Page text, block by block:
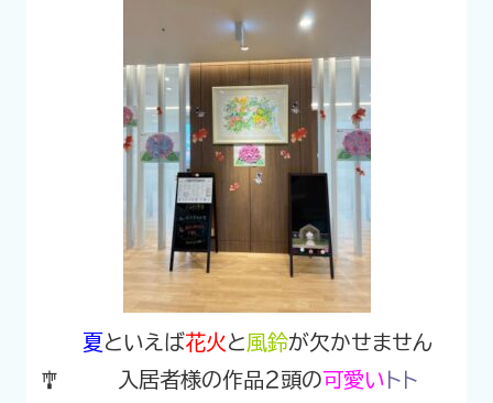
夏といえば花火と風鈴が欠かせません
🎐
入居者様の作品２頭の可愛い トト